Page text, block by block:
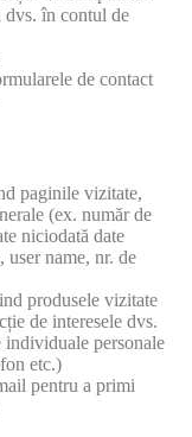
dvs. în contul de
de contact
paginile vizitate,
(ex. număr de
niciodată date
name, nr. de
produsele vizitate
de interesele dvs.
personale
etc.)
pentru a primi